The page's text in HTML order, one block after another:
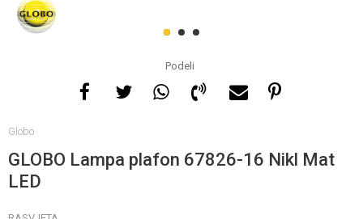
1 2 3
Podeli
Globo
GLOBO Lampa plafon 67826-16 Nikl Mat
LED
i porudžbine
nedelje